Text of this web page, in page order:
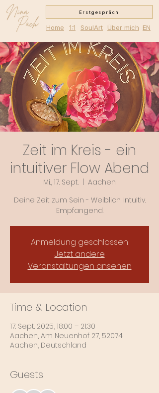
Home Über mich
Nina
Pach
Erstgespräch
1:1 SoulArt EN
Zeit im Kreis - ein
intuitiver Flow Abend
Mi., 17. Sept.
Aachen
Deine Zeit zum Sein - Weiblich. Intuitiv.
Empfangend.
Anmeldung geschlossen
Jetzt andere
Veranstaltungen ansehen
Time & Location
17. Sept. 2025, 18:00 – 21:30
Aachen, Am Neuenhof 27, 52074
Aachen, Deutschland
Guests